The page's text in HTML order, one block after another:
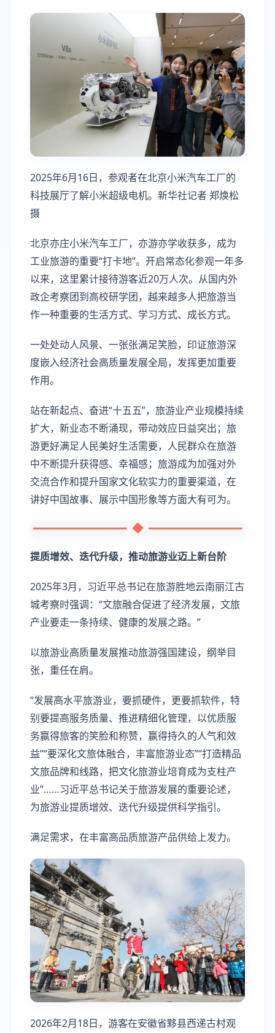
2025年6月16日，参观者在北京小米汽车工厂的
科技展厅了解小米超级电机。新华社记者 郑焕松
摄
北京亦庄小米汽车工厂，亦游亦学收获多，成为
工业旅游的重要“打卡地”。开启常态化参观一年多
以来，这里累计接待游客近20万人次。从国内外
政企考察团到高校研学团，越来越多人把旅游当
作一种重要的生活方式、学习方式、成长方式。
一处处动人风景、一张张满足笑脸，印证旅游深
度嵌入经济社会高质量发展全局，发挥更加重要
作用。
站在新起点、奋进“十五五”，旅游业产业规模持续
扩大，新业态不断涌现，带动效应日益突出；旅
游更好满足人民美好生活需要，人民群众在旅游
中不断提升获得感、幸福感；旅游成为加强对外
交流合作和提升国家文化软实力的重要渠道，在
讲好中国故事、展示中国形象等方面大有可为。
提质增效、迭代升级，推动旅游业迈上新台阶
2025年3月，习近平总书记在旅游胜地云南丽江古
城考察时强调：“文旅融合促进了经济发展，文旅
产业要走一条持续、健康的发展之路。”
以旅游业高质量发展推动旅游强国建设，纲举目
张，重任在肩。
“发展高水平旅游业，要抓硬件，更要抓软件，特
别要提高服务质量、推进精细化管理，以优质服
务赢得旅客的笑脸和称赞，赢得持久的人气和效
益”“要深化文旅体融合，丰富旅游业态”“打造精品
文旅品牌和线路，把文化旅游业培育成为支柱产
业”……习近平总书记关于旅游发展的重要论述，
为旅游业提质增效、迭代升级提供科学指引。
满足需求，在丰富高品质旅游产品供给上发力。
2026年2月18日，游客在安徽省黟县西递古村观